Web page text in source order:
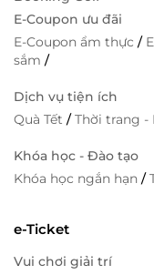
E-Coupon ưu đãi
E-Coupon ẩm thực /
sắm /
Dịch vụ tiện ích
Quà Tết /Thời trang -
Khóa học - Đào tạo
Khóa học ngắn hạn /
e-Ticket
Vui chơi giải trí